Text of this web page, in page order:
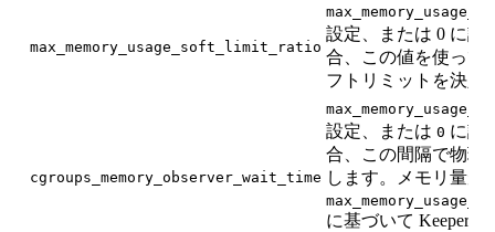
max_memory_usage_soft_limit_ratio
設定、または 0 に設
合、この値を使って
フトリミットを決定
cgroups_memory_observer_wait_time
設定、または 0 に設
合、この間隔で物理
します。メモリ量が
に基づいて Keeper